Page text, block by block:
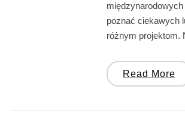
międzynarodowych
poznać ciekawych
różnym projektom.
Read More